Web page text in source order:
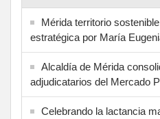
Mérida territorio
estratégica por María
Alcaldía de Mérida
adjudicatarios del Mercado
Celebrando la lactancia